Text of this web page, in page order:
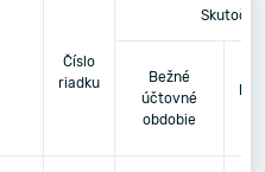
Číslo
riadku
Bežné
účtovné
obdobie